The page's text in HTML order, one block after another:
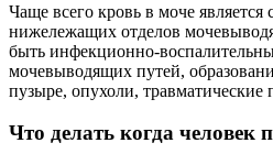
Чаще всего кровь в моче
нижележащих отделов
быть инфекционно-
мочевыводящих путей,
пузыре, опухоли, травматические
Что делать когда человек